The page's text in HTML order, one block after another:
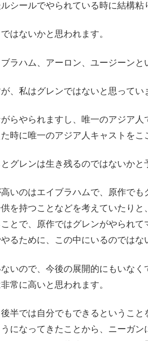
シールでやられている時に結構粘
はないかと思われます。
ラハム、アーロン、ユージーンと
、私はグレンではないと思ってい
らやられますし、唯一のアジア
時に唯一のアジア人キャストをこ
グレンは生き残るのではないかと
いのはエイブラハムで、原作で
を持つことなどを考えていたりと
とで、原作ではグレンがやられ
るために、この中にいるのではな
いので、今後の展開的にもいなく
常に高いと思われます。
半では自分でもできるというこ
になってきたことから、ニーガ